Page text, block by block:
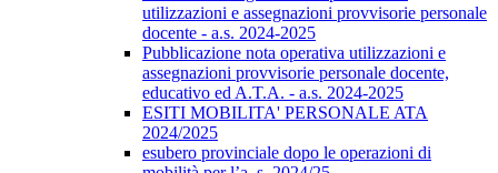
utilizzazioni e assegnazioni provvisorie personale
docente - a.s. 2024-2025
Pubblicazione nota operativa utilizzazioni e
assegnazioni provvisorie personale docente,
educativo ed A.T.A. - a.s. 2024-2025
ESITI MOBILITA' PERSONALE ATA
2024/2025
esubero provinciale dopo le operazioni di